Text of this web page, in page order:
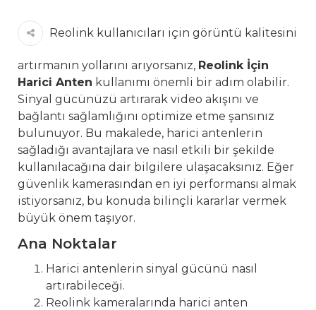
Reolink kullanıcıları için görüntü kalitesini
artırmanın yollarını arıyorsanız, Reolink İçin
Harici Anten kullanımı önemli bir adım olabilir.
Sinyal gücünüzü artırarak video akışını ve
bağlantı sağlamlığını optimize etme şansınız
bulunuyor. Bu makalede, harici antenlerin
sağladığı avantajlara ve nasıl etkili bir şekilde
kullanılacağına dair bilgilere ulaşacaksınız. Eğer
güvenlik kamerasından en iyi performansı almak
istiyorsanız, bu konuda bilinçli kararlar vermek
büyük önem taşıyor.
Ana Noktalar
Harici antenlerin sinyal gücünü nasıl
artırabileceği.
Reolink kameralarında harici anten